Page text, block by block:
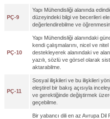
PÇ-9
Yapı Mühendisliği alanında
düzeyindeki bilgi ve becerileri
değerlendirebilme ve
PÇ-10
Yapı Mühendisliği alanındaki
kendi çalışmalarını, nicel ve
destekleyerek alanındaki ve
yazılı, sözlü ve görsel olarak
aktarabilme.
PÇ-11
Sosyal ilişkileri ve bu ilişkileri
eleştirel bir bakış açısıyla
ve gerektiğinde değiştirmek
geçebilme.
Bir yabancı dili en az Avrupa Dil